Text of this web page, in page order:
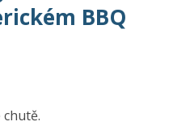
BBQ